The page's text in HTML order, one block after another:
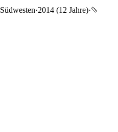
Südwesten·2014 (12 Jahre)·